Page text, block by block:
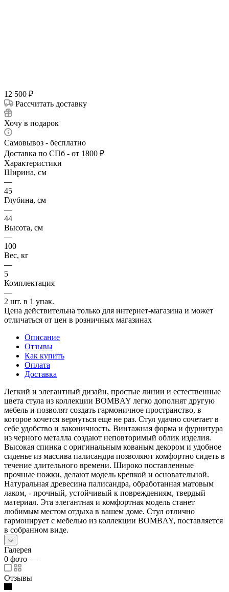
12 500 ₽
Рассчитать доставку
Хочу в подарок
Самовывоз - бесплатно
Доставка по СПб - от 1800 ₽
Характеристики
Ширина, см
—
45
Глубина, см
—
44
Высота, см
—
100
Вес, кг
—
5
Комплектация
—
2 шт. в 1 упак.
Цена действительна только для интернет-магазина и может
отличаться от цен в розничных магазинах
Описание
Отзывы
Как купить
Оплата
Доставка
Легкий и элегантный дизайн, простые линии и естественные
цвета стула из коллекции BOMBAY легко дополнят другую
мебель и позволят создать гармоничное пространство, в
которое хочется вернуться еще не раз. Стул удачно сочетает в
себе удобство и лаконичность. Винтажная форма и фурнитура
из черного металла создают неповторимый облик изделия.
Высокая спинка с оригинальным кованым декором и удобное
сиденье из массива палисандра позволяют комфортно сидеть в
течение длительного времени. Широко поставленные
прочные ножки, делают модель крепкой и основательной.
Натуральная древесина палисандра, обработанная матовым
лаком, - прочный, устойчивый к повреждениям, твердый
материал. Эта элегантная и комфортная модель станет
любимым местом отдыха в вашем доме. Стул отлично
гармонирует с мебелью из коллекции BOMBAY, поставляется
в собранном виде.
Галерея
0 фото —
Отзывы